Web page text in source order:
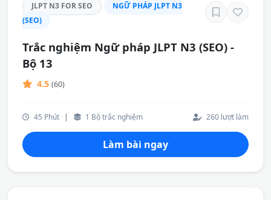
JLPT N3 FOR SEO
NGỮ PHÁP JLPT N3
(SEO)
Trắc nghiệm Ngữ pháp JLPT N3 (SEO) -
Bộ 13
4.5 (60)
45 Phút | 1 Bộ trắc nghiệm 260 lượt làm
Làm bài ngay